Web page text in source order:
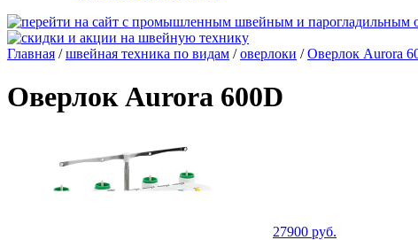
Главная /швейная техника по видам /оверлоки /Оверлок Aurora
Оверлок Aurora 600D
27900 руб.